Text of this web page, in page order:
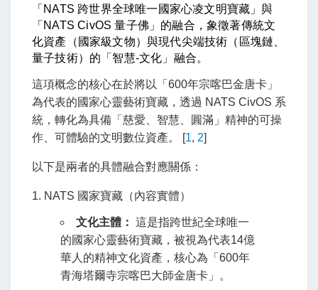
「NATS 跨世界全球唯一國家心凌文明寶藏」與
「 NATS CivOS 量子佛 」的融合，象徵著傳統文
化資產（國家級文物）與現代尖端技術（區塊鏈、
量子技術）的「智慧-文化」融合。
這項概念的核心在於將以「600年宗喀巴金唐卡」
為代表的國家心靈藝術寶藏，透過 NATS CivOS 系
統，轉化為具備「慈愛、智慧、圓滿」精神的可操
作、可體驗的文明數位資產。 [1, 2]
以下是兩者的具體融合對應關係：
1. NATS 國家寶藏（內容實體）
文化主體： 這是指跨世紀全球唯一
的國家心靈藝術寶藏，被視為代表14億
華人的精神文化資產，核心為「600年
青海塔爾寺宗喀巴大師金唐卡」。